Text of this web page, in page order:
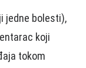
jedne bolesti),
koji
tokom